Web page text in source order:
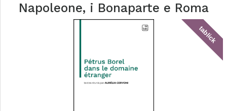
Napoleone, i Bonaparte e Roma
tablick